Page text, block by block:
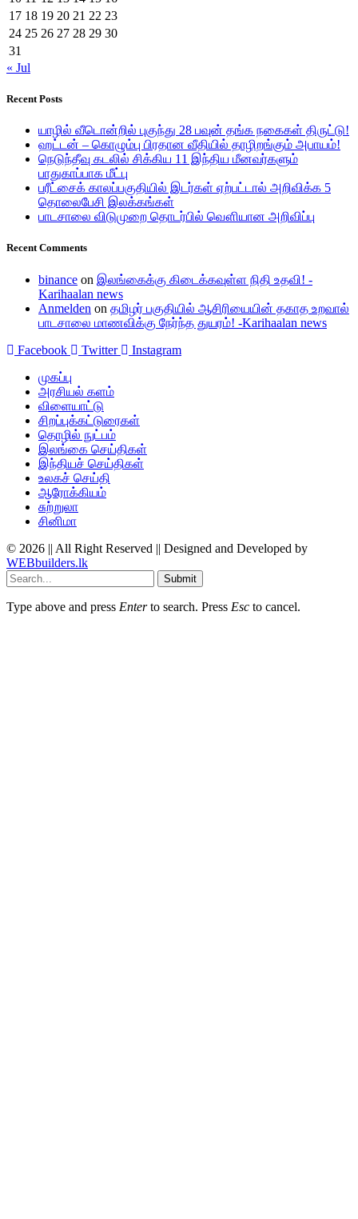
17 18 19 20 21 22 23
24 25 26 27 28 29 30
31
« Jul
Recent Posts
யாழில் வீடொன்றில் புகுந்து 28 பவுன் தங்க நகைகள் திருட்டு!
ஹட்டன் – கொழும்பு பிரதான வீதியில் தாழிறங்கும் அபாயம்!
நெடுந்தீவு கடலில் சிக்கிய 11 இந்திய மீனவர்களும்
பாதுகாப்பாக மீட்பு
பரீட்சைக் காலப்பகுதியில் இடர்கள் ஏற்பட்டால் அறிவிக்க 5
தொலைபேசி இலக்கங்கள்
பாடசாலை விடுமுறை தொடர்பில் வௌியான அறிவிப்பு
Recent Comments
binance on இலங்கைக்கு கிடைக்கவுள்ள நிதி உதவி! -
Karihaalan news
Anmelden on தமிழர் பகுதியில் ஆசிரியையின் தகாத உறவால்
பாடசாலை மாணவிக்கு நேர்ந்த துயரம்! -Karihaalan news
Facebook
Twitter
Instagram
முகப்பு
அரசியல் களம்
விளையாட்டு
சிறப்புக்கட்டுரைகள்
தொழில் நுட்பம்
இலங்கை செய்திகள்
இந்தியச் செய்திகள்
உலகச் செய்தி
ஆரோக்கியம்
சுற்றுலா
சினிமா
© 2026 || All Right Reserved || Designed and Developed by
WEBbuilders.lk
Submit
Type above and press Enterto search. Press Esc to cancel.